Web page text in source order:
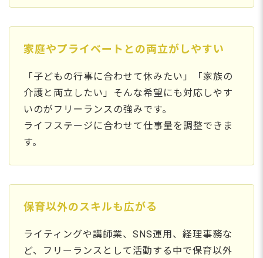
家庭やプライベートとの両立がしやすい
「子どもの行事に合わせて休みたい」「家族の
介護と両立したい」そんな希望にも対応しやす
いのがフリーランスの強みです。
ライフステージに合わせて仕事量を調整できま
す。
保育以外のスキルも広がる
ライティングや講師業、SNS運用、経理事務な
ど、フリーランスとして活動する中で保育以外